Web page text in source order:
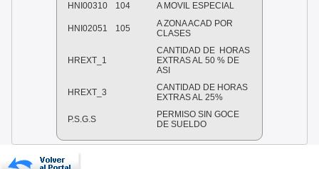
HNI00310
104 A MOVIL ESPECIAL
HNI02051 105
A ZONA ACAD POR
CLASES
HREXT_1
CANTIDAD DE HORAS
EXTRAS AL 50 % DE
ASI
HREXT_3
CANTIDAD DE HORAS
EXTRAS AL 25%
P.S.G.S
PERMISO SIN GOCE
DE SUELDO